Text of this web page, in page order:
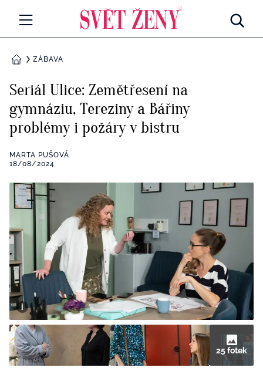
Všechny kategorie
Rozhovory
RETROHUBKY
Všechny kategorie
Seberozvoj
Všechny kategorie
Životní styl
ZÁBAVA
Všechny kategorie
Testy a kvízy
BYDLENÍ
Všechny kategorie
Tvoření
Rady a tipy
BurdaMedia
Extra
SVĚT ŽENY - 599 KČ
ROČNÍ PŘEDPLATNÉ SVĚT ŽENY +
SADA PRODUKTŮ MANA (10 ks)
DOMŮZÁBAVA
Seriál Ulice: Zemětřesení na
gymnáziu, Tereziny a Bářiny
problémy i požáry v bistru
MARTA PUŠOVÁ
18/08/2024
25 fotek